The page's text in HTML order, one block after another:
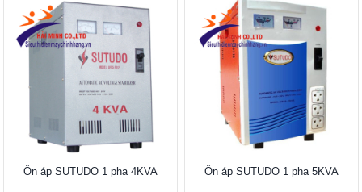
Ổn áp SUTUDO 1 pha 4KVA Ổn áp SUTUDO 1 pha 5KVA